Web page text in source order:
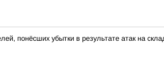
понёсших убытки в результате атак на